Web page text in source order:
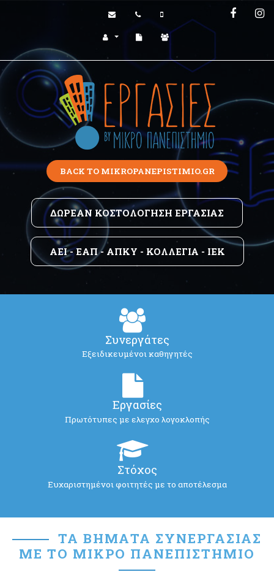
BACK TO MIKROPANEPISTIMIO.GR
ΔΩΡΕΆΝ ΚΟΣΤΟΛΌΓΗΣΗ ΕΡΓΑΣΊΑΣ
AEI - EAΠ - ΑΠΚΥ - ΚΟΛΛΕΓΙΑ - ΙΕΚ
Συνεργάτες
Εξειδικευμένοι καθηγητές
Εργασίες
Πρωτότυπες με ελεγχο λογοκλοπής
Στόχος
Ευχαριστημένοι φοιτητές με το αποτέλεσμα
ΤΑ ΒΉΜΑΤΑ ΣΥΝΕΡΓΑΣΊΑΣ
ΜΕ ΤΟ ΜΙΚΡΌ ΠΑΝΕΠΙΣΤΉΜΙΟ